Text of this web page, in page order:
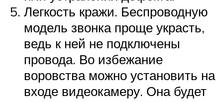
Легкость кражи. Беспроводную
модель звонка проще украсть,
ведь к ней не подключены
провода. Во избежание
воровства можно установить на
входе видеокамеру. Она будет